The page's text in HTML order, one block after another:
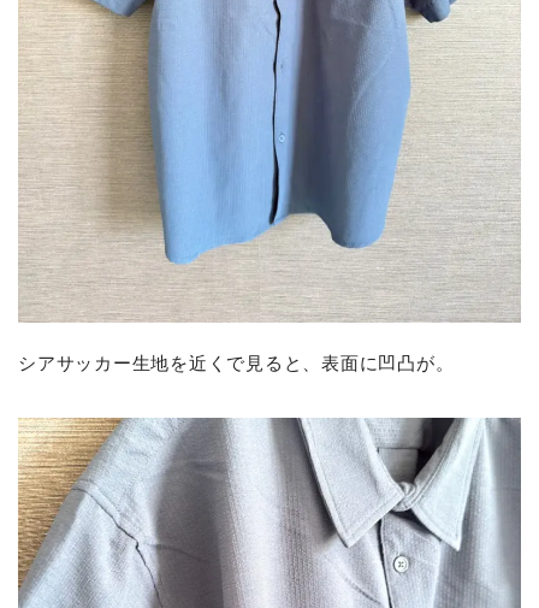
シアサッカー生地を近くで見ると、表面に凹凸が。